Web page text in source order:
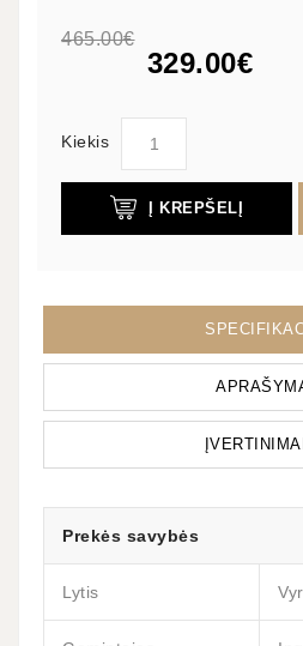
465.00€
329.00€
Kiekis
Į KREPŠELĮ
Prekės savybės
Lytis